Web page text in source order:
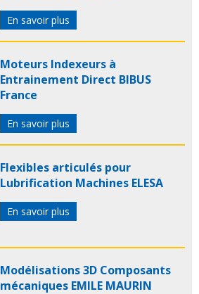
En savoir plus
Moteurs Indexeurs à
Entrainement Direct BIBUS
France
En savoir plus
Flexibles articulés pour
Lubrification Machines ELESA
En savoir plus
Modélisations 3D Composants
mécaniques EMILE MAURIN